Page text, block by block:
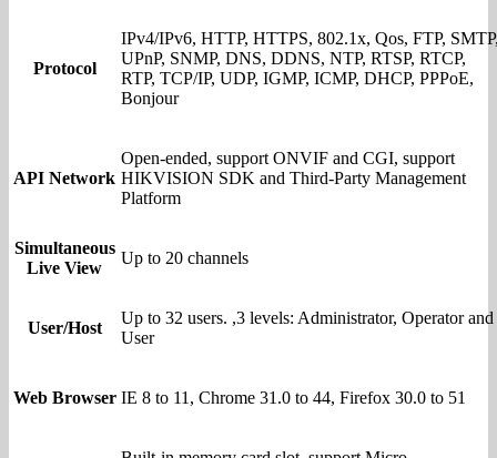
Protocol
IPv4/IPv6, HTTP, HTTPS, 802.1x, Qos, FTP,
UPnP, SNMP, DNS, DDNS, NTP, RTSP, RTCP,
RTP, TCP/IP, UDP, IGMP, ICMP, DHCP, PPPoE,
Bonjour
API Network
Open-ended, support ONVIF and CGI, support
HIKVISION SDK and Third-Party Management
Platform
Simultaneous
Live View
Up to 20 channels
User/Host
Up to 32 users. ,3 levels: Administrator, Operator and
User
Web Browser IE 8 to 11, Chrome 31.0 to 44, Firefox 30.0 to 51